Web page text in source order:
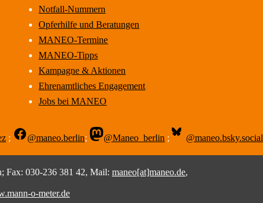
Notfall-Nummern
Opferhilfe und Beratungen
MANEO-Termine
MANEO-Tipps
Kampagne & Aktionen
Ehrenamtliches Engagement
Jobs bei MANEO
; @maneo.berlin; @Maneo_berlin ; @maneo.bsky.social
Fax: 030-236 381 42, Mail: maneo[at]maneo.de,
o-meter.de